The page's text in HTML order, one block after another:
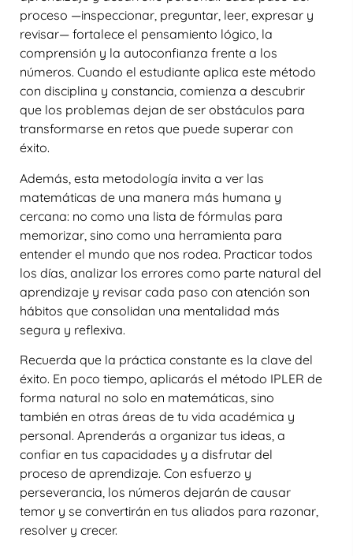
proceso —inspeccionar, preguntar, leer, expresar y
revisar— fortalece el pensamiento lógico, la
comprensión y la autoconfianza frente a los
números. Cuando el estudiante aplica este método
con disciplina y constancia, comienza a descubrir
que los problemas dejan de ser obstáculos para
transformarse en retos que puede superar con
éxito.
Además, esta metodología invita a ver las
matemáticas de una manera más humana y
cercana: no como una lista de fórmulas para
memorizar, sino como una herramienta para
entender el mundo que nos rodea. Practicar todos
los días, analizar los errores como parte natural del
aprendizaje y revisar cada paso con atención son
hábitos que consolidan una mentalidad más
segura y reflexiva.
Recuerda que la práctica constante es la clave del
éxito. En poco tiempo, aplicarás el método IPLER de
forma natural no solo en matemáticas, sino
también en otras áreas de tu vida académica y
personal. Aprenderás a organizar tus ideas, a
confiar en tus capacidades y a disfrutar del
proceso de aprendizaje. Con esfuerzo y
perseverancia, los números dejarán de causar
temor y se convertirán en tus aliados para razonar,
resolver y crecer.